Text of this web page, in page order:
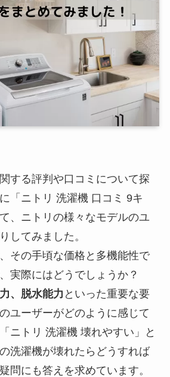
する評判や口コミについて探
「ニトリ 洗濯機 口コミ 9キ
、ニトリの様々なモデルのユ
してみました。
その手頃な価格と多機能性で
実際にはどうでしょうか？
、脱水能力 といった重要な要
ユーザーがどのように感じて
ニトリ 洗濯機 壊れやすい」と
洗濯機が壊れたらどうすれば
問にも答えを求めています。